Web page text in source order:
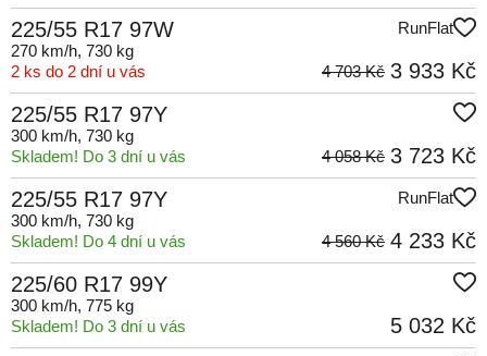
225/55 R17 97W
RunFlat
270 km/h, 730 kg
2 ks do 2 dní u vás
3 933 Kč
4 703 Kč
225/55 R17 97Y
300 km/h, 730 kg
Skladem! Do 3 dní u vás
3 723 Kč
4 058 Kč
225/55 R17 97Y
RunFlat
300 km/h, 730 kg
Skladem! Do 4 dní u vás
4 233 Kč
4 560 Kč
225/60 R17 99Y
300 km/h, 775 kg
Skladem! Do 3 dní u vás
5 032 Kč